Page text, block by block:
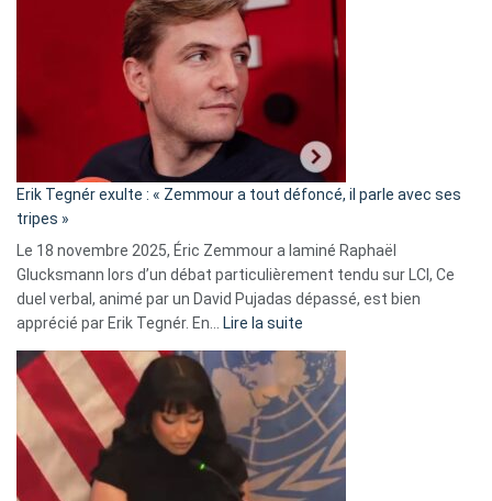
d’alliance
secrète
«
C’est
fake
news
»
Erik Tegnér exulte : « Zemmour a tout défoncé, il parle avec ses
tripes »
Le 18 novembre 2025, Éric Zemmour a laminé Raphaël
Glucksmann lors d’un débat particulièrement tendu sur LCI, Ce
duel verbal, animé par un David Pujadas dépassé, est bien
apprécié par Erik Tegnér. En…
Lire la suite
Tegnér
exulte
« Zemmour
a
tout